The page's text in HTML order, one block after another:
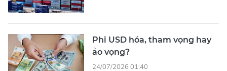
Phi USD hóa, tham vọng hay
ảo vọng?
24/07/2026 01:40